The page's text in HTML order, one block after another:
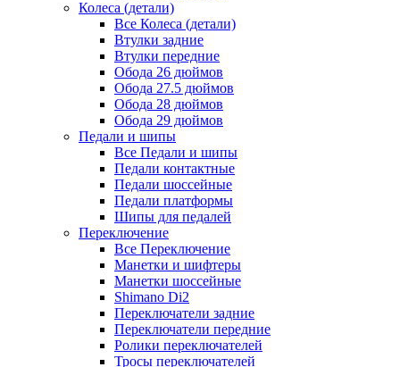
Колеса (детали)
Все Колеса (детали)
Втулки задние
Втулки передние
Обода 26 дюймов
Обода 27.5 дюймов
Обода 28 дюймов
Обода 29 дюймов
Педали и шипы
Все Педали и шипы
Педали контактные
Педали шоссейные
Педали платформы
Шипы для педалей
Переключение
Все Переключение
Манетки и шифтеры
Манетки шоссейные
Shimano Di2
Переключатели задние
Переключатели передние
Ролики переключателей
Тросы переключателей